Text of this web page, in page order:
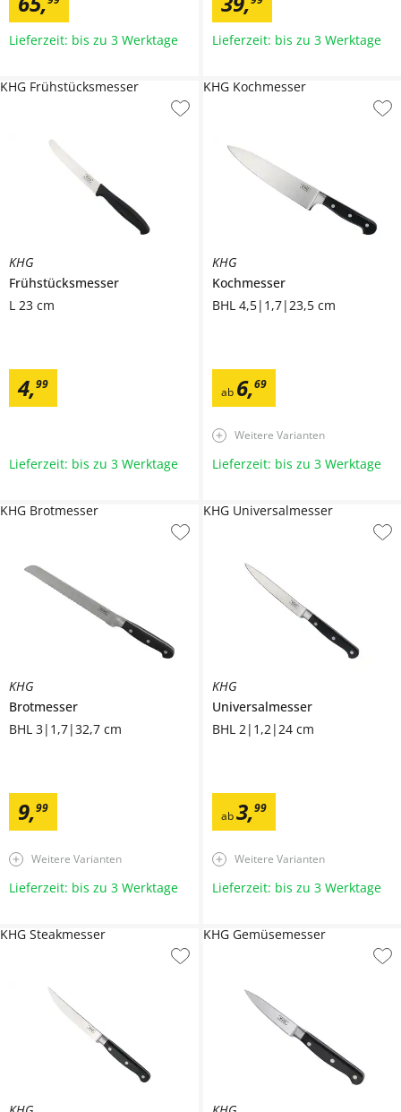
Lieferzeit: bis zu 3 Werktage Lieferzeit: bis zu 3 Werktage
KHG
Frühstücksmesser
L 23 cm
4,99
KHG Frühstücksmesser
Lieferzeit: bis zu 3 Werktage
KHG
Kochmesser
BHL 4,5|1,7|23,5 cm
ab 6,69
KHG Kochmesser
Weitere Varianten
Lieferzeit: bis zu 3 Werktage
KHG
Brotmesser
BHL 3|1,7|32,7 cm
9,99
KHG Brotmesser
Weitere Varianten
Lieferzeit: bis zu 3 Werktage
KHG
Universalmesser
BHL 2|1,2|24 cm
ab 3,99
KHG Universalmesser
Weitere Varianten
Lieferzeit: bis zu 3 Werktage
KHG Steakmesser KHG Gemüsemesser